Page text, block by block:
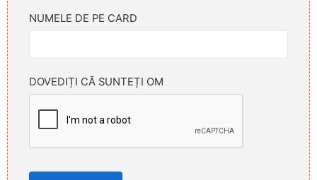
NUMELE DE PE CARD
DOVEDIȚI CĂ SUNTEȚI OM